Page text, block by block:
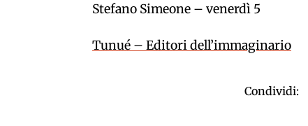
Stefano Simeone – venerdì 5
Tunué – Editori dell’immaginario
Condividi: